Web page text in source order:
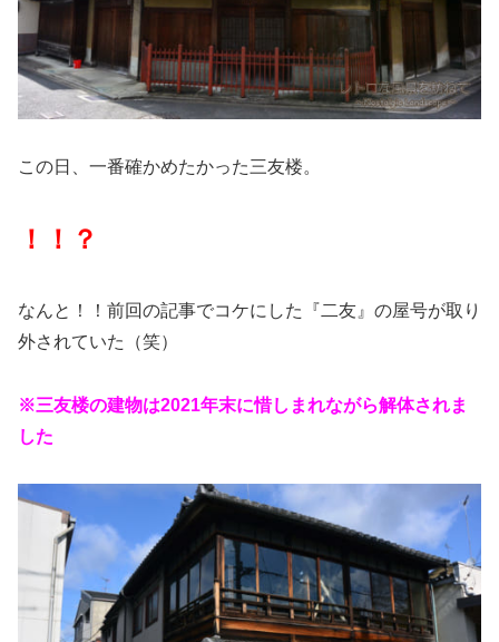
この日、一番確かめたかった三友楼。
！！？
なんと！！前回の記事でコケにした『二友』の屋号が取り
外されていた（笑）
※三友楼の建物は2021年末に惜しまれながら解体されま
した